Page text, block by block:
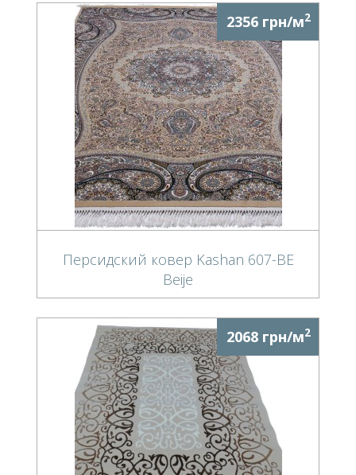
2356 грн/м2
Персидский ковер Kashan 607-BE
Beije
2068 грн/м2